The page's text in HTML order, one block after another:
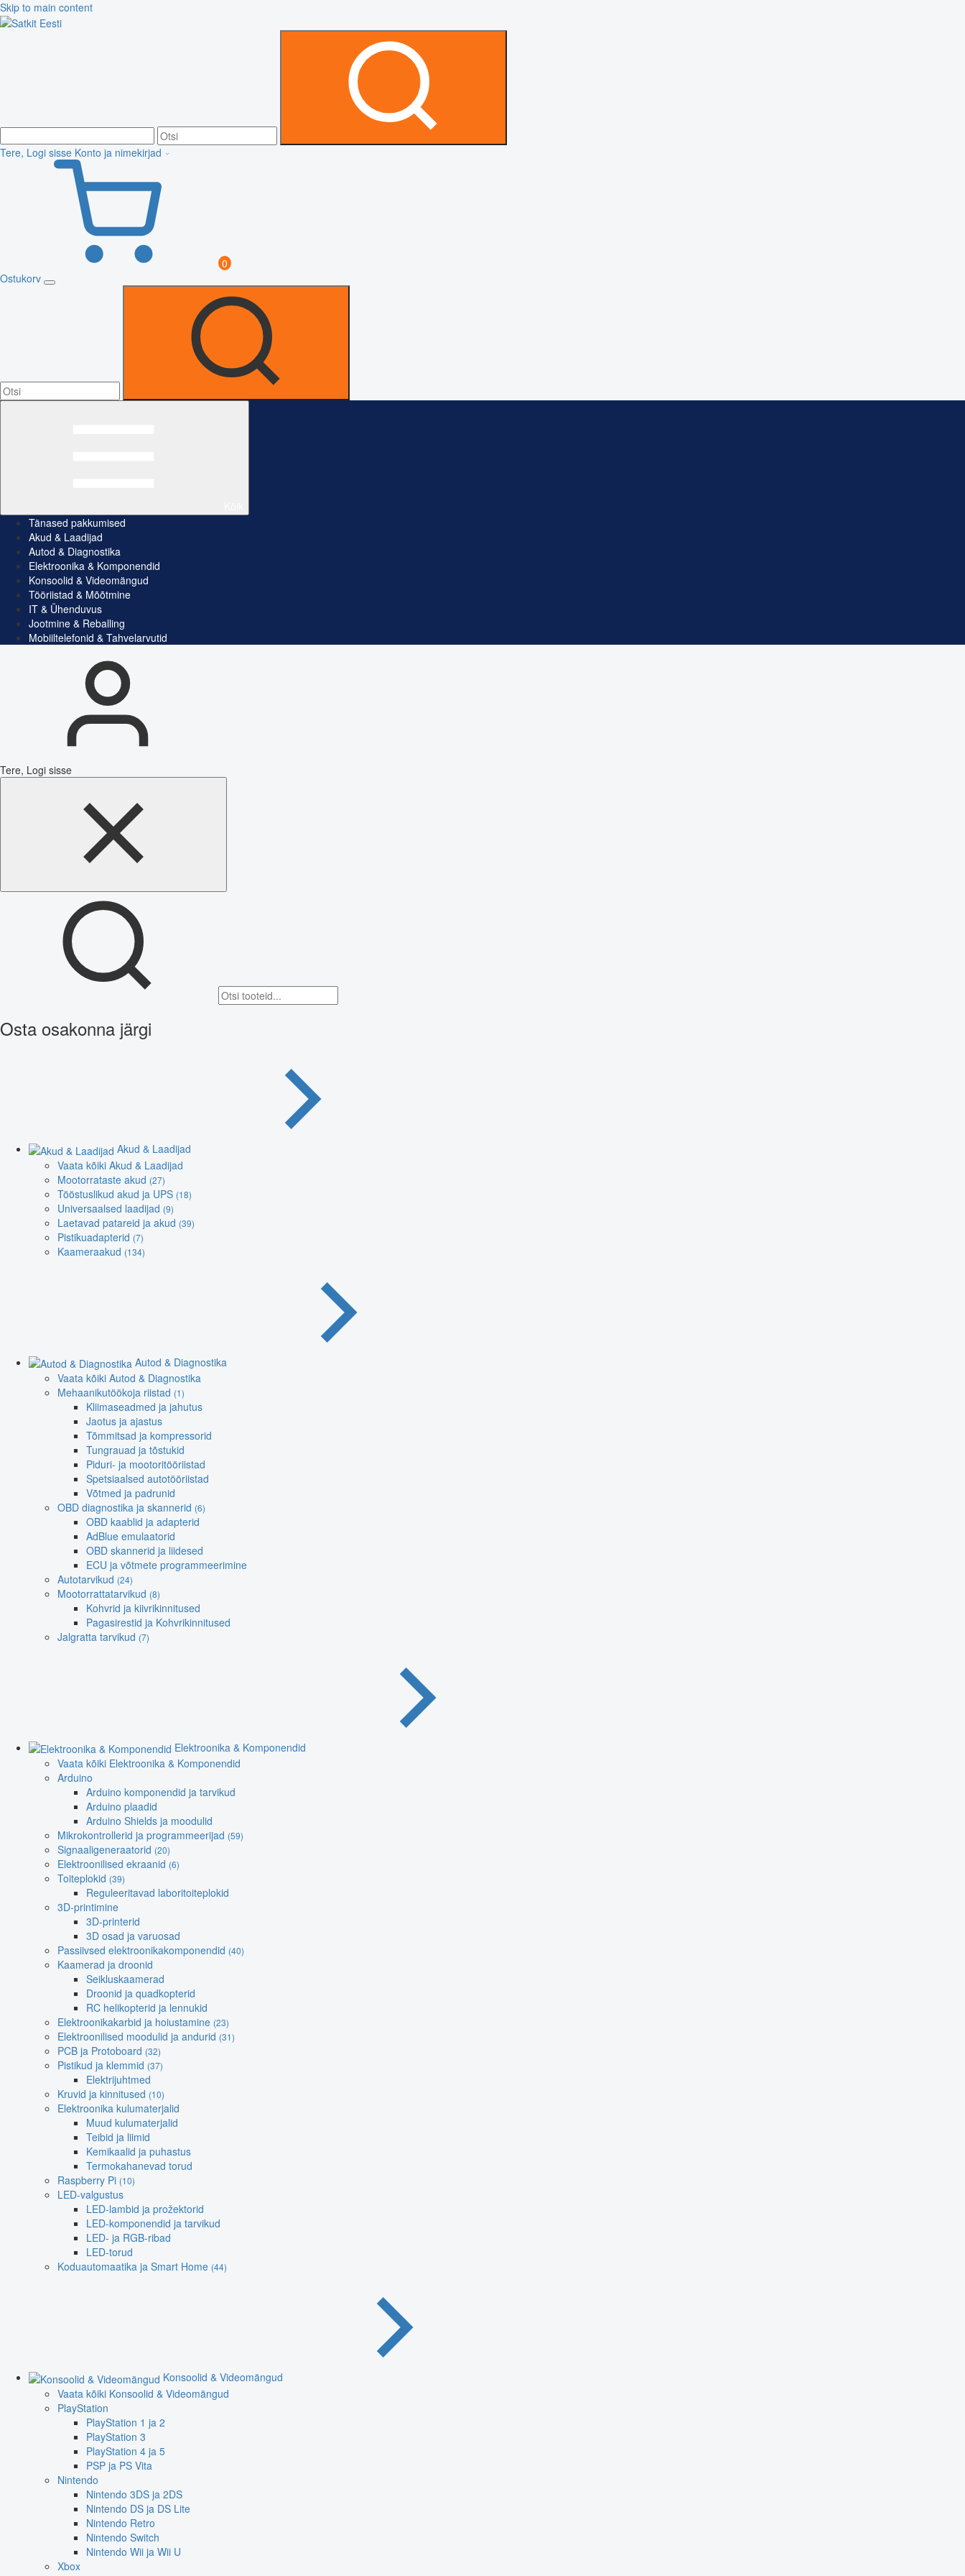
Skip to main content
Tere, Logi sisse Konto ja nimekirjad
0
Ostukorv
Tänased pakkumised
Akud & Laadijad
Autod & Diagnostika
Elektroonika & Komponendid
Konsoolid & Videomängud
Tööriistad & Mõõtmine
IT & Ühenduvus
Jootmine & Reballing
Mobiiltelefonid & Tahvelarvutid
Tere, Logi sisse
Osta osakonna järgi
Akud & Laadijad
Vaata kõiki Akud & Laadijad
Mootorrataste akud (27)
Tööstuslikud akud ja UPS (18)
Universaalsed laadijad (9)
Laetavad patareid ja akud (39)
Pistikuadapterid (7)
Kaameraakud (134)
Autod & Diagnostika
Vaata kõiki Autod & Diagnostika
Mehaanikutöökoja riistad (1)
Kliimaseadmed ja jahutus
Jaotus ja ajastus
Tõmmitsad ja kompressorid
Tungrauad ja tõstukid
Piduri- ja mootoritööriistad
Spetsiaalsed autotööriistad
Võtmed ja padrunid
OBD diagnostika ja skannerid (6)
OBD kaablid ja adapterid
AdBlue emulaatorid
OBD skannerid ja liidesed
ECU ja võtmete programmeerimine
Autotarvikud (24)
Mootorrattatarvikud (8)
Kohvrid ja kiivrikinnitused
Pagasirestid ja Kohvrikinnitused
Jalgratta tarvikud (7)
Elektroonika & Komponendid
Vaata kõiki Elektroonika & Komponendid
Arduino
Arduino komponendid ja tarvikud
Arduino plaadid
Arduino Shields ja moodulid
Mikrokontrollerid ja programmeerijad (59)
Signaaligeneraatorid (20)
Elektroonilised ekraanid (6)
Toiteplokid (39)
Reguleeritavad laboritoiteplokid
3D-printimine
3D-printerid
3D osad ja varuosad
Passiivsed elektroonikakomponendid (40)
Kaamerad ja droonid
Seikluskaamerad
Droonid ja quadkopterid
RC helikopterid ja lennukid
Elektroonikakarbid ja hoiustamine (23)
Elektroonilised moodulid ja andurid (31)
PCB ja Protoboard (32)
Pistikud ja klemmid (37)
Elektrijuhtmed
Kruvid ja kinnitused (10)
Elektroonika kulumaterjalid
Muud kulumaterjalid
Teibid ja liimid
Kemikaalid ja puhastus
Termokahanevad torud
Raspberry Pi (10)
LED-valgustus
LED-lambid ja prožektorid
LED-komponendid ja tarvikud
LED- ja RGB-ribad
LED-torud
Koduautomaatika ja Smart Home (44)
Konsoolid & Videomängud
Vaata kõiki Konsoolid & Videomängud
PlayStation
PlayStation 1 ja 2
PlayStation 3
PlayStation 4 ja 5
PSP ja PS Vita
Nintendo
Nintendo 3DS ja 2DS
Nintendo DS ja DS Lite
Nintendo Retro
Nintendo Switch
Nintendo Wii ja Wii U
Xbox